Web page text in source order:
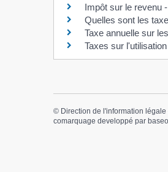
Impôt sur le revenu
Quelles sont les
Taxe annuelle sur
Taxes sur
© Direction de l'information légale
comarquage developpé par